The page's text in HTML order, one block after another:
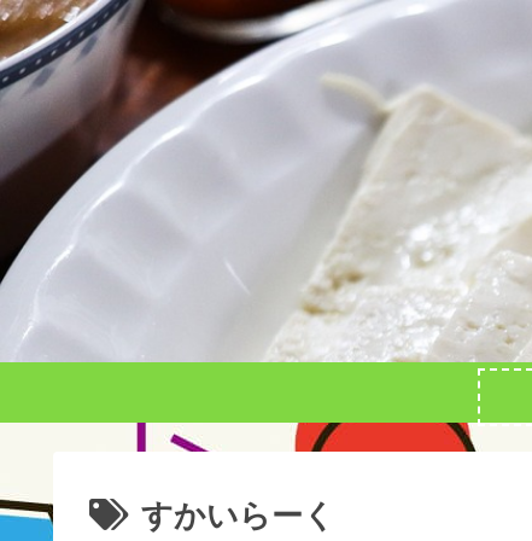
すかいらーく